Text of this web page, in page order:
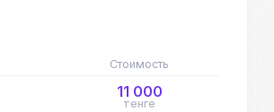
Стоимость
11 000
тенге